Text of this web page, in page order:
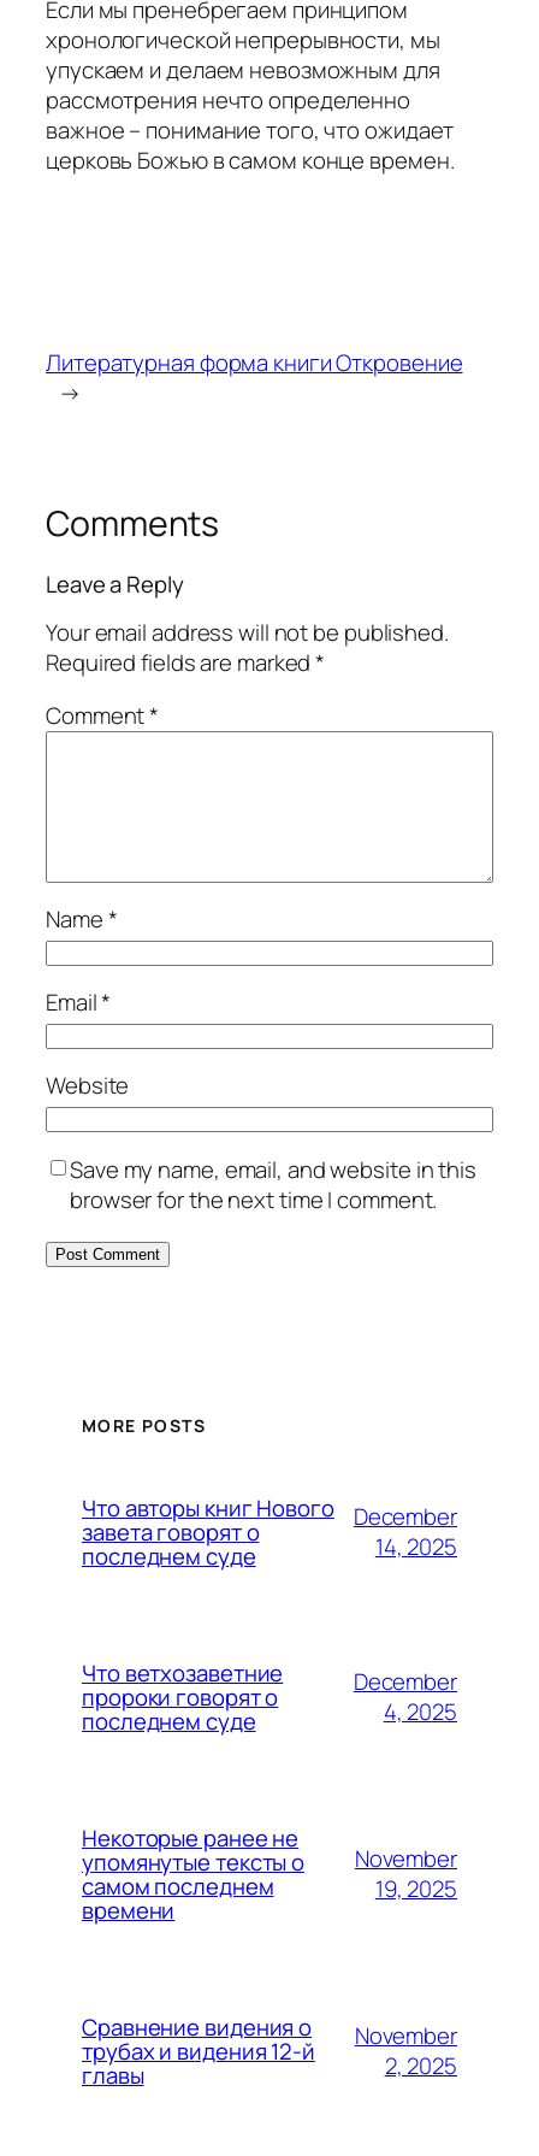
Если мы пренебрегаем принципом
хронологической непрерывности, мы
упускаем и делаем невозможным для
рассмотрения нечто определенно
важное – понимание того, что ожидает
церковь Божью в самом конце времен.
Литературная форма книги Откровение
→
Comments
Leave a Reply
Your email address will not be published.
Required fields are marked*
Comment*
Name*
Email*
Website
Save my name, email, and website in this
browser for the next time I comment.
MORE POSTS
Что авторы книг Нового
завета говорят о
последнем суде
December
14, 2025
Что ветхозаветние
пророки говорят о
последнем суде
December
4, 2025
Некоторые ранее не
упомянутые тексты о
самом последнем
времени
November
19, 2025
Сравнение видения о
трубах и видения 12-й
главы
November
2, 2025